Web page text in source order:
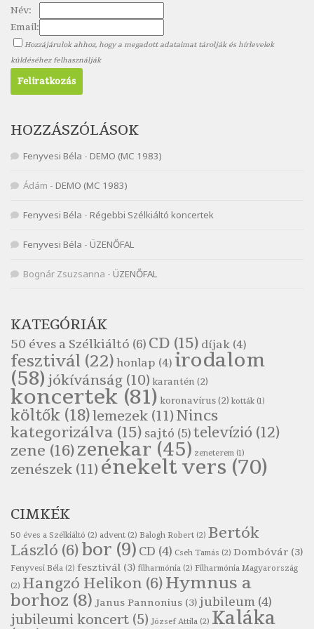
Nagy Bandó András: Pöttyös katica
Szélkiáltó
Nagy Bandó András: Scarabeus
Szélkiáltó
Nagy Bandó András: Ülj le csak egyszer
Nagy Bandó András: Vakondok
Nagy Bandó András: Vizilóblues
Szélkiáltó
Szélkiáltó
Népköltés: Most érkeztünk
Szélkiáltó
Népköltés: Reggeli köszöntő
Pákolitz István: Altató
Szélkiáltó
Pákolitz István: Bakarasz
Szélkiáltó
Pákolitz István: Csiga-biga
Szélkiáltó
Pákolitz István: Kiolvasó
Szélkiáltó
Páskándi Géza: Madárijesztő
Szélkiáltó
Szélkiáltó
Robert Burns: Árpa Jankó
Szélkiáltó
Robert Burns: Most hoci a számlát
Szélkiáltó
Robert Burns: Most hoci a számlát
Szélkiáltó
Név:
Email:
Hozzájárulok ahhoz, hogy a megadott adataimat tárolják és hírlevelek
küldéséhez felhasználják
HOZZÁSZÓLÁSOK
Fenyvesi Béla - DEMO (MC 1983)
Ádám - DEMO (MC 1983)
Fenyvesi Béla - Régebbi Szélkiáltó koncertek
Fenyvesi Béla - ÜZENŐFAL
Bognár Zsuzsanna - ÜZENŐFAL
KATEGÓRIÁK
50 éves a Szélkiáltó (6) CD (15) díjak (4)
fesztivál (22) honlap (4) irodalom
(58)jókívánság (10) karantén (2)
koncertek(81) koronavírus(2) kották (1)
költők (18)lemezek (11)Nincs
kategorizálva (15) sajtó (5)televízió (12)
zene (16)zenekar (45) zeneterem (1)
zenészek (11) énekelt vers (70)
CIMKÉK
50 éves a Szélkiáltó (2) advent (2) Balogh Robert (2) Bertók
László (6)bor (9) CD (4) Cseh Tamás (2) Dombóvár (3)
Fenyvesi Béla (2) fesztivál (3) filharmónia (2) Filharmónia Magyarország
(2) Hangzó Helikon (6)Hymnus a
borhoz (8) Janus Pannonius (3)jubileum (4)
jubileumi koncert (5) József Attila (2) Kaláka